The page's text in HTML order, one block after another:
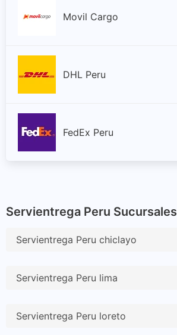
Piura
Tumbes
Ucayali
Áncash
Movil Cargo
DHL Peru
FedEx Peru
Servientrega Peru Sucursales
Servientrega Peru chiclayo
Servientrega Peru lima
Servientrega Peru loreto